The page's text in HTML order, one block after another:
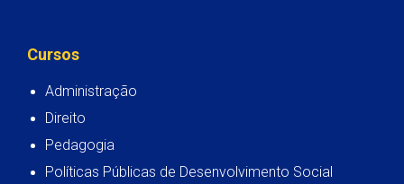
Cursos
Administração
Direito
Pedagogia
Políticas Públicas de Desenvolvimento Social